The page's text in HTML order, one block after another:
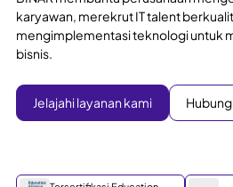
karyawan, merekrut IT talent
mengimplementasi teknologi untuk
bisnis.
Jelajahi layanan kami